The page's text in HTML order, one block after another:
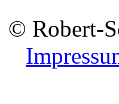
© Robert-